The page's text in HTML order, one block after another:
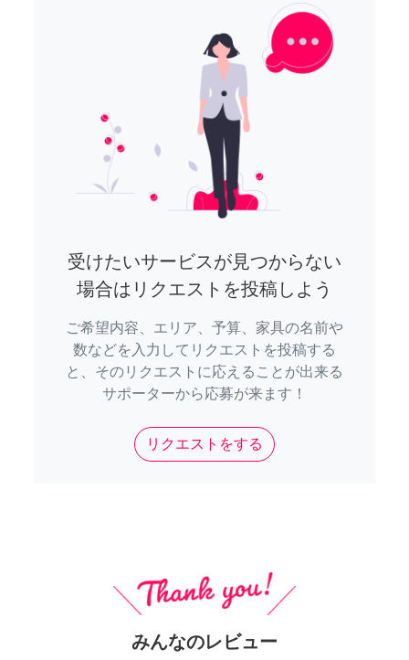
受けたいサービスが見つからない
場合はリクエストを投稿しよう
ご希望内容、エリア、予算、家具の名前や
数などを入力してリクエストを投稿する
と、そのリクエストに応えることが出来る
サポーターから応募が来ます！
リクエストをする
みんなのレビュー